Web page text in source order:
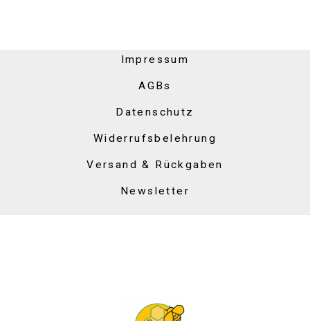
Impressum
AGBs
Datenschutz
Widerrufsbelehrung
Versand & Rückgaben
Newsletter